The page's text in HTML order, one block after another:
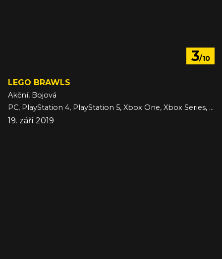
3/10
LEGO BRAWLS
Akční, Bojová
PC, PlayStation 4, PlayStation 5, Xbox One, Xbox Series, iOS
19. září 2019